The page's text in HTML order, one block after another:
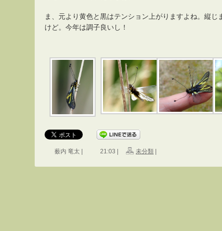
ま、元より黄色と黒はテンション上がりますよね。縦
けど。今年は調子良いし！
薮内 竜太 | 21:03 | 未分類